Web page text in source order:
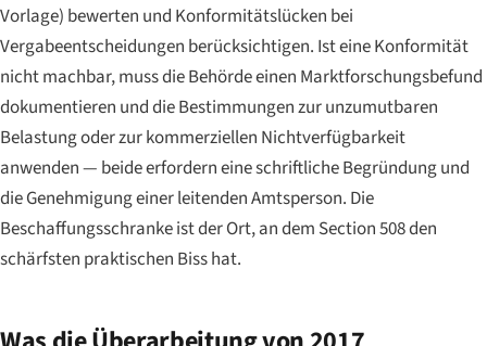
Vorlage) bewerten und Konformitätslücken bei
Vergabeentscheidungen berücksichtigen. Ist eine Konformität
nicht machbar, muss die Behörde einen Marktforschungsbefund
dokumentieren und die Bestimmungen zur unzumutbaren
Belastung oder zur kommerziellen Nichtverfügbarkeit
anwenden — beide erfordern eine schriftliche Begründung und
die Genehmigung einer leitenden Amtsperson. Die
Beschaffungsschranke ist der Ort, an dem Section 508 den
schärfsten praktischen Biss hat.